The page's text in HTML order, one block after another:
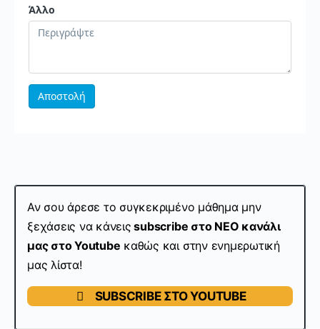
Αν σου άρεσε το συγκεκριμένο μάθημα μην
ξεχάσεις να κάνεις subscribe στo ΝΕΟ κανάλι
μας στο Youtube καθώς και στην ενημερωτική
μας λίστα!
SUBSCRIBE ΣΤΟ YOUTUBE